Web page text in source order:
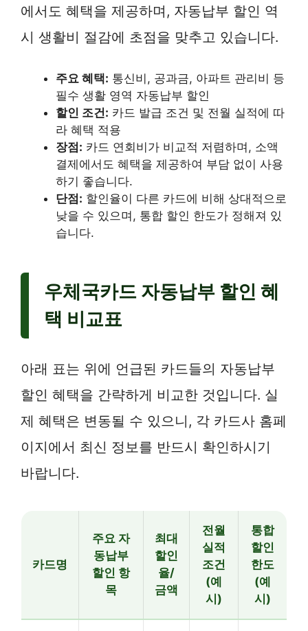
에서도 혜택을 제공하며, 자동납부 할인 역
시 생활비 절감에 초점을 맞추고 있습니다.
주요 혜택: 통신비, 공과금, 아파트 관리비 등
필수 생활 영역 자동납부 할인
할인 조건: 카드 발급 조건 및 전월 실적에 따
라 혜택 적용
장점: 카드 연회비가 비교적 저렴하며, 소액
결제에서도 혜택을 제공하여 부담 없이 사용
하기 좋습니다.
단점: 할인율이 다른 카드에 비해 상대적으로
낮을 수 있으며, 통합 할인 한도가 정해져 있
습니다.
우체국카드 자동납부 할인 혜
택 비교표
아래 표는 위에 언급된 카드들의 자동납부
할인 혜택을 간략하게 비교한 것입니다. 실
제 혜택은 변동될 수 있으니, 각 카드사 홈페
이지에서 최신 정보를 반드시 확인하시기
바랍니다.
카드명
주요 자
동납부
할인 항
목
최대
할인
율/
금액
전월
실적
조건
(예
시)
통합
할인
한도
(예
시)